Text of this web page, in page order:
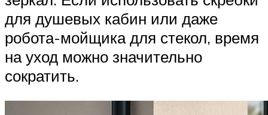
для душевых кабин или даже
робота-мойщика для стекол, время
на уход можно значительно
сократить.